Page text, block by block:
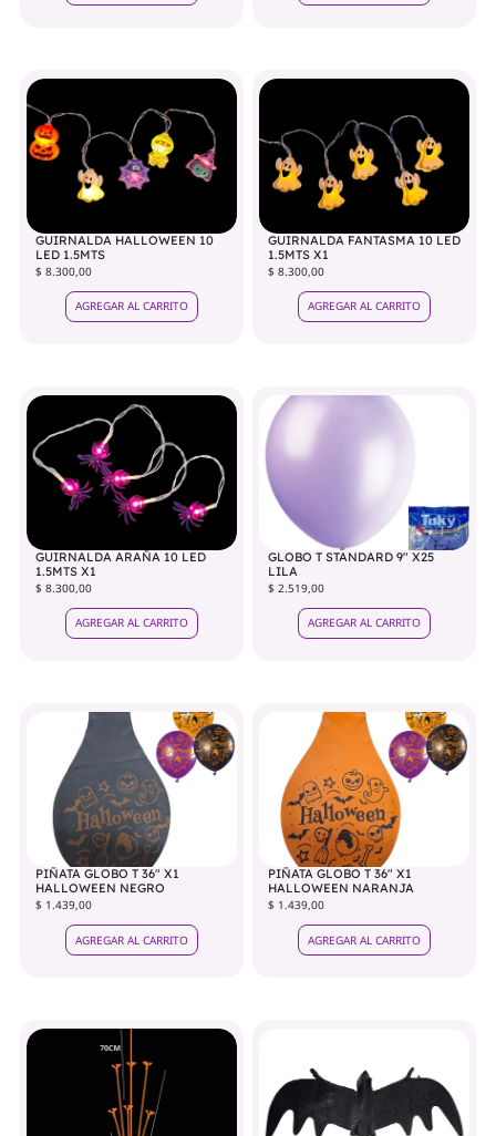
GUIRNALDA HALLOWEEN 10
LED 1.5MTS
$ 8.300,00
AGREGAR AL CARRITO
GUIRNALDA FANTASMA 10 LED
1.5MTS X1
$ 8.300,00
AGREGAR AL CARRITO
GUIRNALDA ARAÑA 10 LED
1.5MTS X1
$ 8.300,00
AGREGAR AL CARRITO
GLOBO T STANDARD 9" X25
LILA
$ 2.519,00
AGREGAR AL CARRITO
PIÑATA GLOBO T 36" X1
HALLOWEEN NEGRO
$ 1.439,00
AGREGAR AL CARRITO
PIÑATA GLOBO T 36" X1
HALLOWEEN NARANJA
$ 1.439,00
AGREGAR AL CARRITO